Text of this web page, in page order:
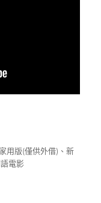
家用版(僅供外借) 、新
電影